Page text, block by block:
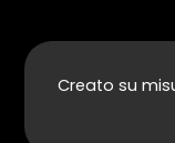
Creato su